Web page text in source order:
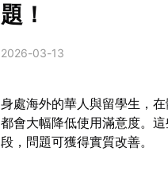
題！
2026-03-13
身處海外的華人與留學生，
都會大幅降低使用滿意度。
段，問題可獲得實質改善。